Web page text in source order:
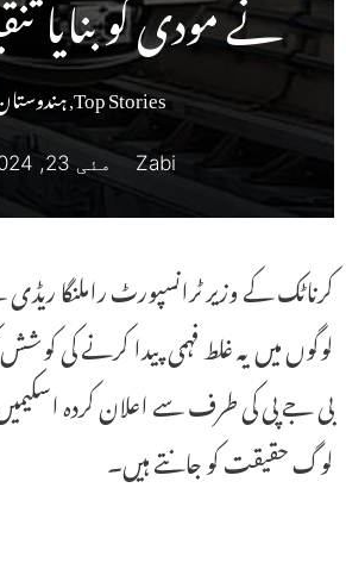
Top Stories
,
Zabi مئی 23, 2024
کرناٹک کے وزیر ٹرانسپورٹ راملنگا
لوگوں میں یہ غلط فہمی پیدا کرنے کی
بی جے پی کی طرف سے اعلان کردہ
لوگ حقیقت کو جانتے ہیں۔